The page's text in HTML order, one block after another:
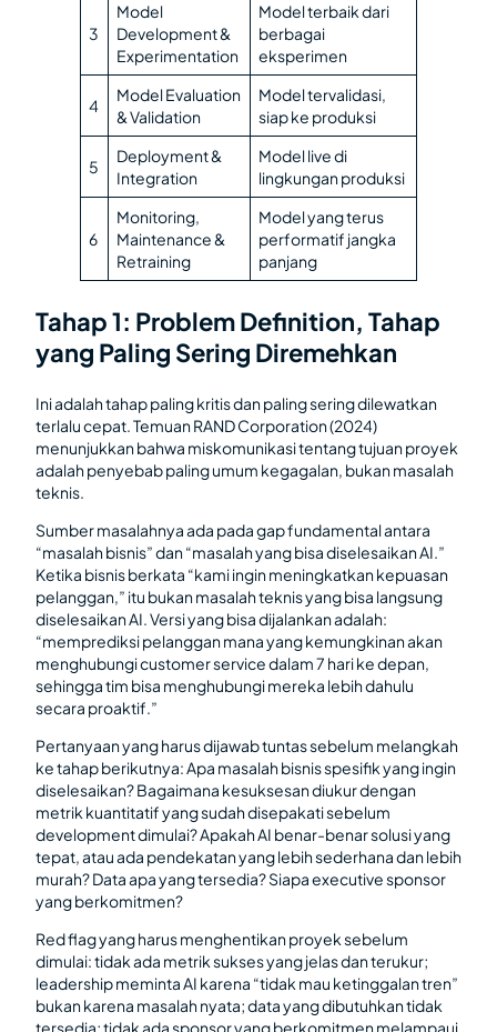
3
Model
Development &
Experimentation
Model terbaik dari
berbagai
eksperimen
4
Model Evaluation
& Validation
Model tervalidasi,
siap ke produksi
5
Deployment &
Integration
Model live di
lingkungan produksi
6
Monitoring,
Maintenance &
Retraining
Model yang terus
performatif jangka
panjang
Tahap 1: Problem Definition, Tahap
yang Paling Sering Diremehkan
Ini adalah tahap paling kritis dan paling sering dilewatkan
terlalu cepat. Temuan RAND Corporation (2024)
menunjukkan bahwa miskomunikasi tentang tujuan proyek
adalah penyebab paling umum kegagalan, bukan masalah
teknis.
Sumber masalahnya ada pada gap fundamental antara
“masalah bisnis” dan “masalah yang bisa diselesaikan AI.”
Ketika bisnis berkata “kami ingin meningkatkan kepuasan
pelanggan,” itu bukan masalah teknis yang bisa langsung
diselesaikan AI. Versi yang bisa dijalankan adalah:
“memprediksi pelanggan mana yang kemungkinan akan
menghubungi customer service dalam 7 hari ke depan,
sehingga tim bisa menghubungi mereka lebih dahulu
secara proaktif.”
Pertanyaan yang harus dijawab tuntas sebelum melangkah
ke tahap berikutnya: Apa masalah bisnis spesifik yang ingin
diselesaikan? Bagaimana kesuksesan diukur dengan
metrik kuantitatif yang sudah disepakati sebelum
development dimulai? Apakah AI benar-benar solusi yang
tepat, atau ada pendekatan yang lebih sederhana dan lebih
murah? Data apa yang tersedia? Siapa executive sponsor
yang berkomitmen?
Red flag yang harus menghentikan proyek sebelum
dimulai: tidak ada metrik sukses yang jelas dan terukur;
leadership meminta AI karena “tidak mau ketinggalan tren”
bukan karena masalah nyata; data yang dibutuhkan tidak